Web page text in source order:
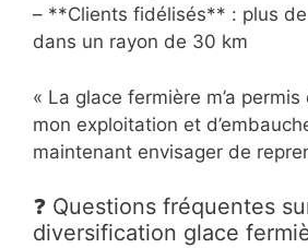
– **Clients fidélisés** : plus
dans un rayon de 30 km
« La glace fermière m’a
mon exploitation et
maintenant envisager de
❓ Questions fréquentes
diversification glace